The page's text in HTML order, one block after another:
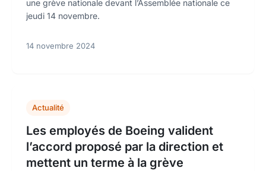
une grève nationale devant l’Assemblée nationale ce
jeudi 14 novembre.
14 novembre 2024
Actualité
Les employés de Boeing valident
l’accord proposé par la direction et
mettent un terme à la grève